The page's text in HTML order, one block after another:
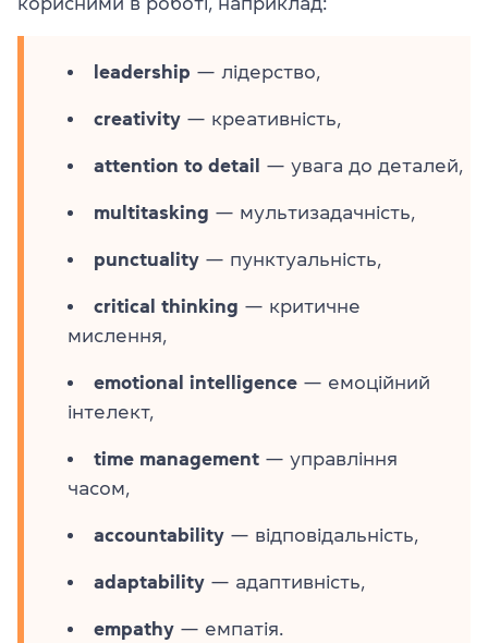
leadership — лідерство,
creativity — креативність,
attention to detail — увага до деталей,
multitasking — мультизадачність,
punctuality — пунктуальність,
critical thinking — критичне
мислення,
emotional intelligence — емоційний
інтелект,
time management — управління
часом,
accountability — відповідальність,
adaptability — адаптивність,
empathy — емпатія.